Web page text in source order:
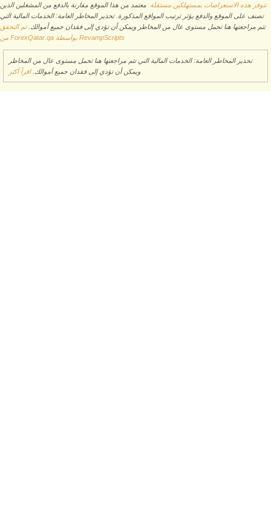
تتوفر هذه الاستعراضات بمستهلكين مستقلة. معتمد من هذا الموقع مقارنة بالدفع من المشغلين الذين
تصنف على الموقع والدفع يؤثر ترتيب المواقع المذكورة. تحذير المخاطر العامة: الخدمات المالية التي
تتم مراجعتها هنا تحمل مستوى عال من المخاطر ويمكن أن تؤدي إلى فقدان جميع أموالك.تم التحقق
من ForexQatar.qa بواسطة RevampScripts
تحذير المخاطر العامة: الخدمات المالية التي تتم مراجعتها هنا تحمل مستوى عال من المخاطر
ويمكن أن تؤدي إلى فقدان جميع أموالك.اقرأ أكثر